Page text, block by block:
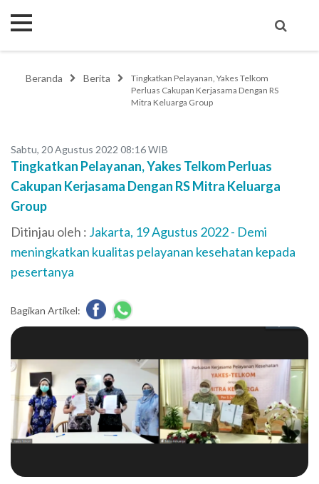
Beranda Berita
Tingkatkan Pelayanan, Yakes Telkom
Perluas Cakupan Kerjasama Dengan RS
Mitra Keluarga Group
Sabtu, 20 Agustus 2022 08:16 WIB
Tingkatkan Pelayanan, Yakes Telkom Perluas
Cakupan Kerjasama Dengan RS Mitra Keluarga
Group
Ditinjau oleh : Jakarta, 19 Agustus 2022 - Demi
meningkatkan kualitas pelayanan kesehatan kepada
pesertanya
Bagikan Artikel: